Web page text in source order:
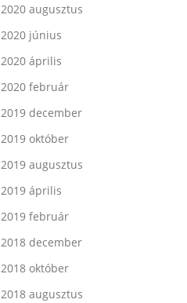
2020 augusztus
2020 június
2020 április
2020 február
2019 december
2019 október
2019 augusztus
2019 április
2019 február
2018 december
2018 október
2018 augusztus